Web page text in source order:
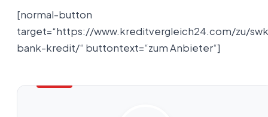
[normal-button
target=“https://www.kreditvergleich24.com/zu/
bank-kredit/“ buttontext=“zum Anbieter“]